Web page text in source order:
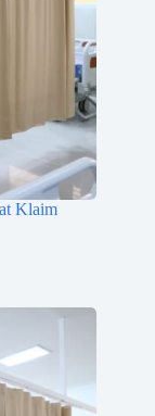
Klaim